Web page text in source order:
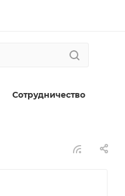
Сотрудничество